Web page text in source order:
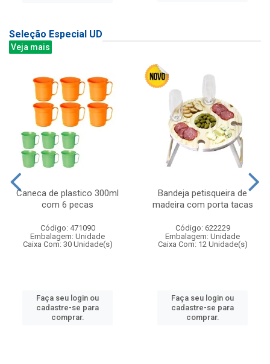
Seleção Especial UD
Veja mais
Caneca de plastico 300ml
com 6 pecas
Código: 471090
Embalagem: Unidade
Caixa Com: 30 Unidade(s)
Faça seu login ou
cadastre-se para
comprar.
Bandeja petisqueira de
madeira com porta tacas
Código: 622229
Embalagem: Unidade
Caixa Com: 12 Unidade(s)
Faça seu login ou
cadastre-se para
comprar.